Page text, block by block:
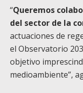
“Queremos
del sector de la
actuaciones de
el Observatorio
objetivo
medioambiente”,